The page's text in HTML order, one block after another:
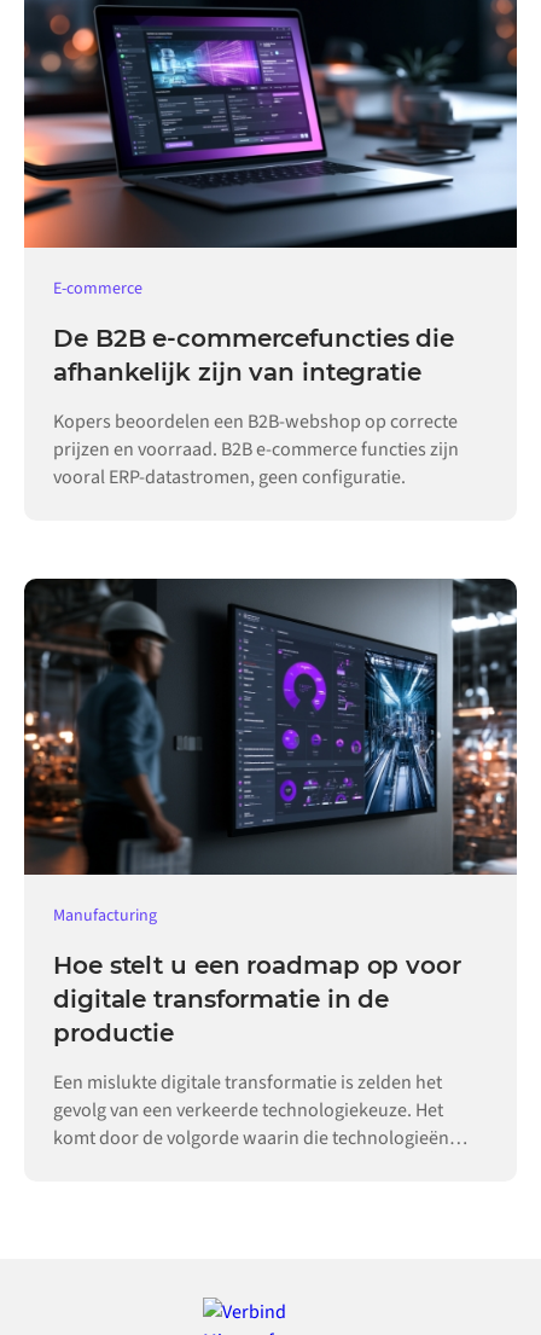
E-commerce
De B2B e-commercefuncties die
afhankelijk zijn van integratie
Kopers beoordelen een B2B-webshop op correcte
prijzen en voorraad. B2B e-commerce functies zijn
vooral ERP-datastromen, geen configuratie.
Manufacturing
Hoe stelt u een roadmap op voor
digitale transformatie in de
productie
Een mislukte digitale transformatie is zelden het
gevolg van een verkeerde technologiekeuze. Het
komt door de volgorde waarin die technologieën